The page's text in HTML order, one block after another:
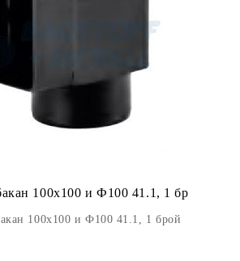
100x100 и Ф100 41.1, 1 бр
100x100 и Ф100 41.1, 1 брой